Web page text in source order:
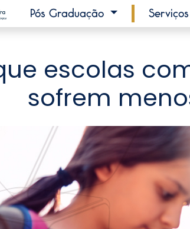
Pós Graduação Serviços
escolas
sofrem